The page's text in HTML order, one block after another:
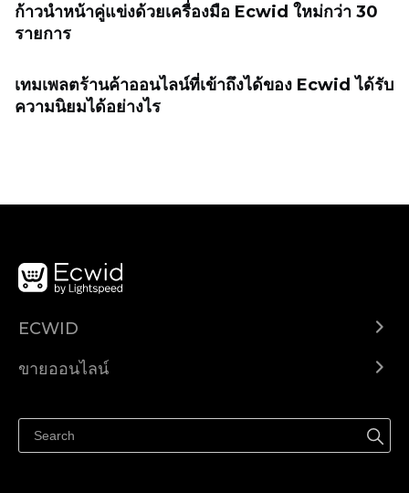
ก้าวนำหน้าคู่แข่งด้วยเครื่องมือ Ecwid ใหม่กว่า 30
รายการ
เทมเพลตร้านค้าออนไลน์ที่เข้าถึงได้ของ Ecwid ได้รับ
ความนิยมได้อย่างไร
ECWID
ราคา
ขายออนไลน์
ขายบนเฟสบุ๊ค